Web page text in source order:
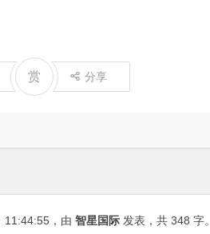
赏 分享
11:44:55 ，由 智星国际 发表，共 348 字。